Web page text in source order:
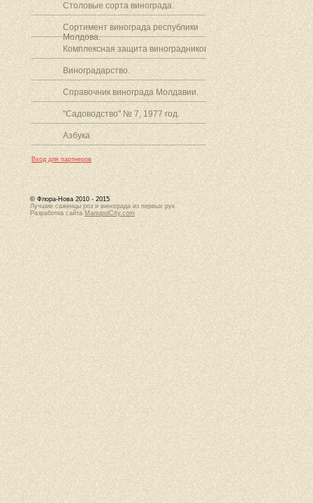
Столовые сорта винограда.
Сортимент винограда республики
Молдова.
Комплексная защита виноградников.
Виноградарство.
Справочник винограда Молдавии.
"Садоводство" № 7, 1977 год.
Азбука
Вход для партнеров
© Флора-Нова 2010 - 2015
Лучшие саженцы роз и винограда из первых рук
Разработка сайта MariupolCity.com